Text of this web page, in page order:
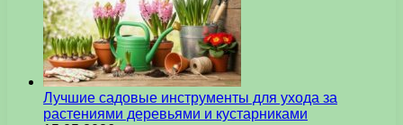
Лучшие садовые инструменты для ухода за
растениями деревьями и кустарниками